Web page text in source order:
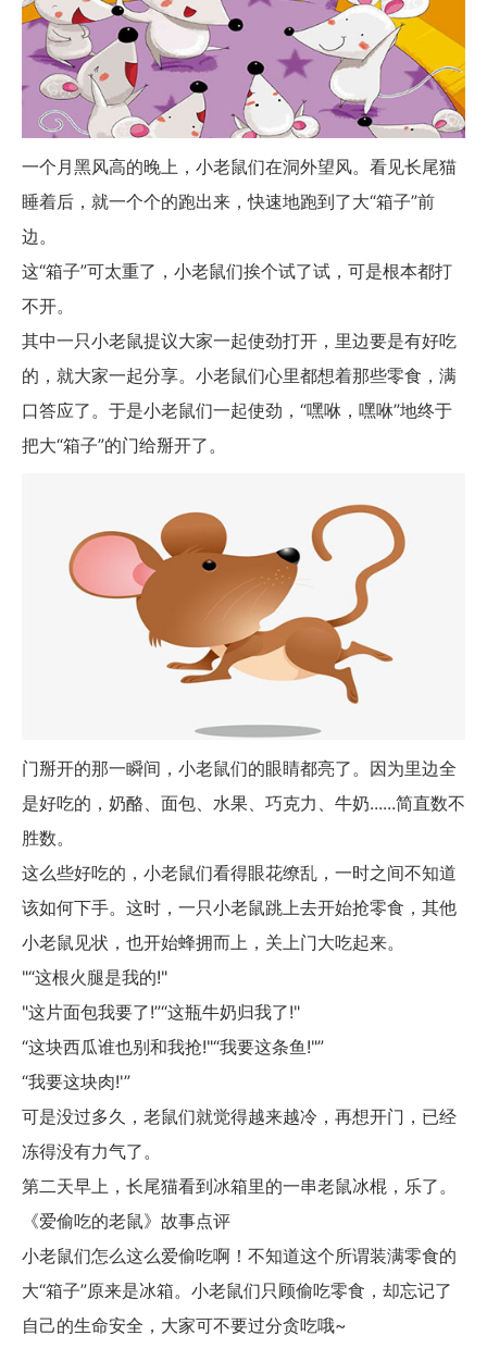
一个月黑风高的晚上，小老鼠们在洞外望风。看见长尾猫
睡着后，就一个个的跑出来，快速地跑到了大“箱子”前
边。
这“箱子”可太重了，小老鼠们挨个试了试，可是根本都打
不开。
其中一只小老鼠提议大家一起使劲打开，里边要是有好吃
的，就大家一起分享。小老鼠们心里都想着那些零食，满
口答应了。于是小老鼠们一起使劲，“嘿咻，嘿咻”地终于
把大“箱子”的门给掰开了。
门掰开的那一瞬间，小老鼠们的眼睛都亮了。因为里边全
是好吃的，奶酪、面包、水果、巧克力、牛奶......简直数不
胜数。
这么些好吃的，小老鼠们看得眼花缭乱，一时之间不知道
该如何下手。这时，一只小老鼠跳上去开始抢零食，其他
小老鼠见状，也开始蜂拥而上，关上门大吃起来。
"“这根火腿是我的!"
"这片面包我要了!”“这瓶牛奶归我了!"
“这块西瓜谁也别和我抢!"“我要这条鱼!"”
“我要这块肉!'”
可是没过多久，老鼠们就觉得越来越冷，再想开门，已经
冻得没有力气了。
第二天早上，长尾猫看到冰箱里的一串老鼠冰棍，乐了。
《爱偷吃的老鼠》故事点评
小老鼠们怎么这么爱偷吃啊！不知道这个所谓装满零食的
大“箱子”原来是冰箱。小老鼠们只顾偷吃零食，却忘记了
自己的生命安全，大家可不要过分贪吃哦~